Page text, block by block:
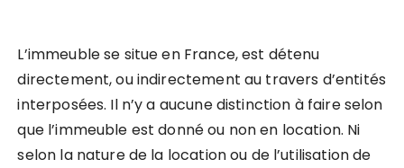
L’immeuble se situe en France, est détenu
directement, ou indirectement au travers d’entités
interposées. Il n’y a aucune distinction à faire selon
que l’immeuble est donné ou non en location. Ni
selon la nature de la location ou de l’utilisation de